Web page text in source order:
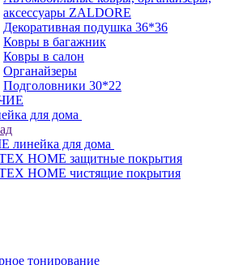
аксессуары ZALDORE
Декоративная подушка 36*36
Ковры в багажник
Ковры в салон
Органайзеры
Подголовники 30*22
для дома
линейка для дома
HOME защитные покрытия
HOME чистящие покрытия
тонирование